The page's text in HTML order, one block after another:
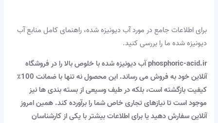
برای اطلاعات جامع در مورد آب دیونیزه شده، راهنمای کامل منابع آب
دیونیزه شده ما را بررسی کنید.
phosphoric-acid.ir آب دیونیزه شده با خلوص بالا را در فروشگاه
آنلاین خود به فروش می رساند. این محصول نه تنها با ضمانت 100٪
کیفیت بازگشته است، بلکه در طیف وسیعی از بسته بندی ها نیز
موجود است تا نیازهای تجاری خاص شما را برآورده کند. همین امروز
آنلاین سفارش دهید یا برای اطلاعات بیشتر با یکی از کارشناسان